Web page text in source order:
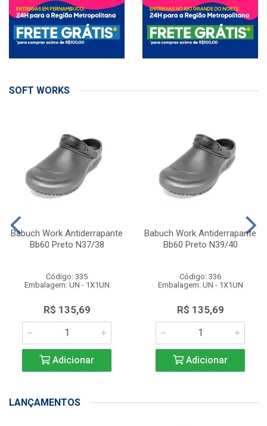
SOFT WORKS
Babuch Work Antiderrapante
Bb60 Preto N37/38
Código: 335
Embalagem: UN - 1X1UN
R$ 135,69
Adicionar
Babuch Work Antiderrapante
Bb60 Preto N39/40
Código: 336
Embalagem: UN - 1X1UN
R$ 135,69
Adicionar
LANÇAMENTOS